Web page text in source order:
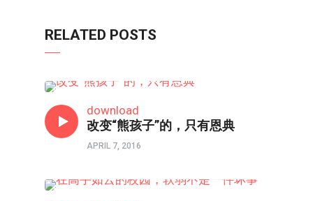
RELATED POSTS
download
改变“熊孩子”的，只有恩典
APRIL 7, 2016